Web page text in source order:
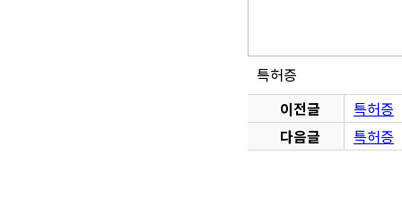
특허증
이전글
특허증
다음글
특허증